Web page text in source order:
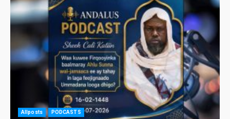
Allposts PODCASTS